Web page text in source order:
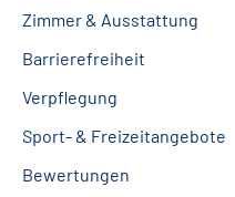
Sozialdienste & Zuweisende
Suche
Zimmer & Ausstattung
Barrierefreiheit
Verpflegung
Sport- & Freizeitangebote
Bewertungen